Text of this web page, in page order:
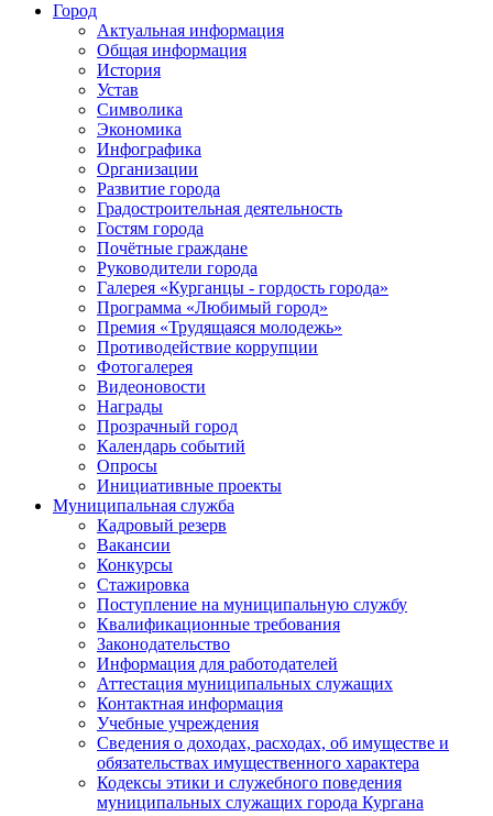
Город
Актуальная информация
Общая информация
История
Устав
Символика
Экономика
Инфографика
Организации
Развитие города
Градостроительная деятельность
Гостям города
Почётные граждане
Руководители города
Галерея «Курганцы - гордость города»
Программа «Любимый город»
Премия «Трудящаяся молодежь»
Противодействие коррупции
Фотогалерея
Видеоновости
Награды
Прозрачный город
Календарь событий
Опросы
Инициативные проекты
Муниципальная служба
Кадровый резерв
Вакансии
Конкурсы
Стажировка
Поступление на муниципальную службу
Квалификационные требования
Законодательство
Информация для работодателей
Аттестация муниципальных служащих
Контактная информация
Учебные учреждения
Сведения о доходах, расходах, об имуществе и
обязательствах имущественного характера
Кодексы этики и служебного поведения
муниципальных служащих города Кургана